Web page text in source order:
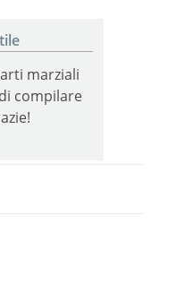
marziali
compilare